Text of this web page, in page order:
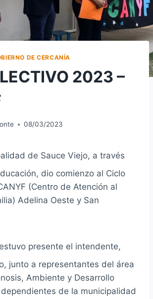
DE CERCANÍA
2023 –
08/03/2023
de Sauce Viejo, a través
dio comienzo al Ciclo
(Centro de Atención al
Adelina Oeste y San
presente el intendente,
junto a representantes del área
Ambiente y Desarrollo
de la municipalidad